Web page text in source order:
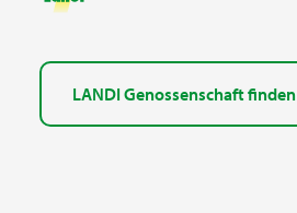
LANDI Genossenschaft finden